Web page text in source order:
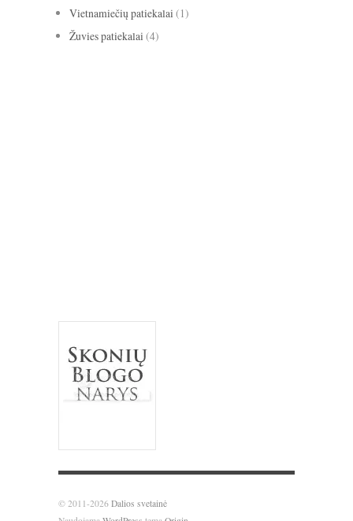
Vietnamiečių patiekalai (1)
Žuvies patiekalai (4)
© 2011-2026 Dalios svetainė